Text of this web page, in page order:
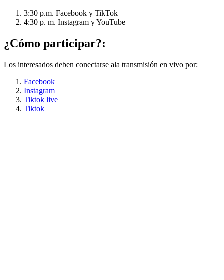
3:30 p.m. Facebook y TikTok
4:30 p. m. Instagram y YouTube
¿Cómo participar?:
Los interesados deben conectarse ala transmisión en vivo por:
Facebook
Instagram
Tiktok live
Tiktok